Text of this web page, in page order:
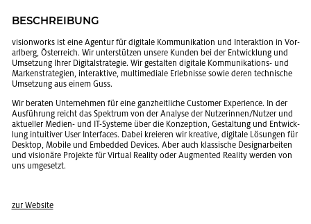
BE­SCHREI­BUNG
vi­sion­works ist eine Agen­tur für di­gi­ta­le Kom­mu­ni­ka­ti­on und In­ter­ak­ti­on in Vor­
arl­berg, Ös­ter­reich. Wir un­ter­stüt­zen un­se­re Kun­den bei der Ent­wick­lung und
Um­set­zung Ihrer Di­gi­tal­stra­te­gie. Wir ge­stal­ten di­gi­ta­le Kom­mu­ni­ka­ti­ons- und
Mar­ken­stra­te­gi­en, in­ter­ak­ti­ve, mul­ti­me­dia­le Er­leb­nis­se sowie deren tech­ni­sche
Um­set­zung aus einem Guss.
Wir be­ra­ten Un­ter­neh­men für eine ganz­heit­li­che Custo­mer Ex­pe­ri­ence. In der
Aus­füh­rung reicht das Spek­trum von der Ana­ly­se der Nut­ze­rin­nen/Nut­zer und
ak­tu­el­ler Me­di­en- und IT-Sys­te­me über die Kon­zep­ti­on, Ge­stal­tung und Ent­wick­
lung in­tui­ti­ver User In­ter­faces. Dabei kre­ieren wir krea­ti­ve, di­gi­ta­le Lö­sun­gen für
Desk­top, Mo­bi­le und Em­bed­ded De­vices. Aber auch klas­si­sche De­si­gn­ar­bei­ten
und vi­sio­nä­re Pro­jek­te für Vir­tu­al Rea­li­ty oder Aug­men­ted Rea­li­ty wer­den von
uns um­ge­setzt.
zur Web­site